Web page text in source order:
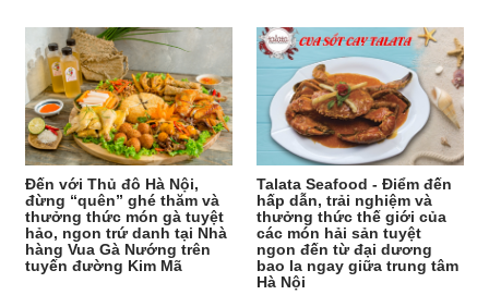
Đến với Thủ đô Hà Nội,
đừng “quên” ghé thăm và
thưởng thức món gà tuyệt
hảo, ngon trứ danh tại Nhà
hàng Vua Gà Nướng trên
tuyến đường Kim Mã
Talata Seafood - Điểm đến
hấp dẫn, trải nghiệm và
thưởng thức thế giới của
các món hải sản tuyệt
ngon đến từ đại dương
bao la ngay giữa trung tâm
Hà Nội